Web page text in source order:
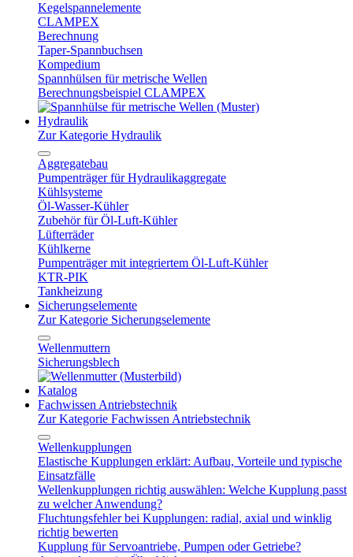
Kegelspannelemente
CLAMPEX
Berechnung
Taper-Spannbuchsen
Kompedium
Spannhülsen für metrische Wellen
Berechnungsbeispiel CLAMPEX
Hydraulik
Zur Kategorie Hydraulik
Aggregatebau
Pumpenträger für Hydraulikaggregate
Kühlsysteme
Öl-Wasser-Kühler
Zubehör für Öl-Luft-Kühler
Lüfterräder
Kühlkerne
Pumpenträger mit integriertem Öl-Luft-Kühler
KTR-PIK
Tankheizung
Sicherungselemente
Zur Kategorie Sicherungselemente
Wellenmuttern
Sicherungsblech
Katalog
Fachwissen Antriebstechnik
Zur Kategorie Fachwissen Antriebstechnik
Wellenkupplungen
Elastische Kupplungen erklärt: Aufbau, Vorteile und typische
Einsatzfälle
Wellenkupplungen richtig auswählen: Welche Kupplung passt
zu welcher Anwendung?
Fluchtungsfehler bei Kupplungen: radial, axial und winklig
richtig bewerten
Kupplung für Servoantriebe, Pumpen oder Getriebe?